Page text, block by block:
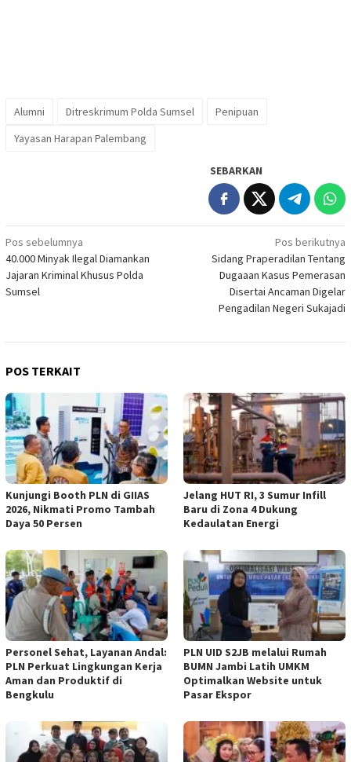
Alumni Ditreskrimum Polda Sumsel
Penipuan
Yayasan Harapan Palembang
SEBARKAN
Navigasi
pos
Pos sebelumnya
40.000 Minyak Ilegal Diamankan
Jajaran Kriminal Khusus Polda
Sumsel
Pos berikutnya
Sidang Praperadilan Tentang
Dugaaan Kasus Pemerasan
Disertai Ancaman Digelar
Pengadilan Negeri Sukajadi
POS TERKAIT
Kunjungi Booth PLN di GIIAS
2026, Nikmati Promo Tambah
Daya 50 Persen
Jelang HUT RI, 3 Sumur Infill
Baru di Zona 4 Dukung
Kedaulatan Energi
Personel Sehat, Layanan Andal:
PLN Perkuat Lingkungan Kerja
Aman dan Produktif di
Bengkulu
PLN UID S2JB melalui Rumah
BUMN Jambi Latih UMKM
Optimalkan Website untuk
Pasar Ekspor